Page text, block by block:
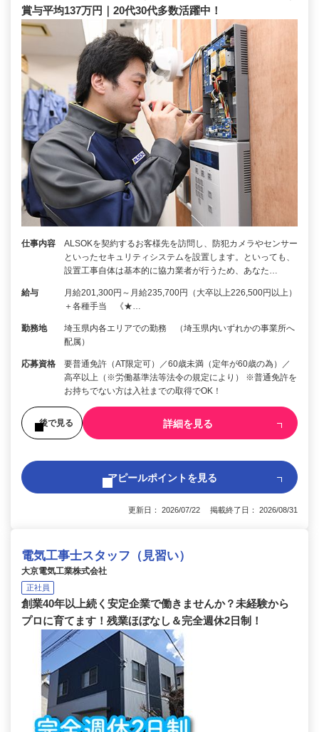
賞与平均137万円｜20代30代多数活躍中！
仕事内容
ALSOKを契約するお客様先を訪問し、防犯カメラやセンサー
といったセキュリティシステムを設置します。といっても、
設置工事自体は基本的に協力業者が行うため、あなた…
給与
月給201,300円～月給235,700円（大卒以上226,500円以上）
＋各種手当 《★…
勤務地
埼玉県内各エリアでの勤務 （埼玉県内いずれかの事業所へ
配属）
応募資格
要普通免許（AT限定可）／60歳未満（定年が60歳の為）／
高卒以上（※労働基準法等法令の規定により） ※普通免許を
お持ちでない方は入社までの取得でOK！
後で見る 詳細を見る
アピールポイントを見る
更新日： 2026/07/22 掲載終了日： 2026/08/31
電気工事士スタッフ（見習い）
大京電気工業株式会社
正社員
創業40年以上続く安定企業で働きませんか？未経験から
プロに育てます！残業ほぼなし＆完全週休2日制！